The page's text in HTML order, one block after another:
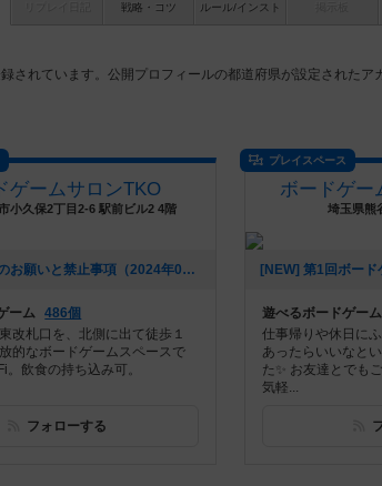
戦略 ・コツ ルール/インスト
れています。公開プロフィールの都道府県が設定されたア
ゲームサロンTKO
小久保2丁目2-6 駅前ビル2 4階
[NEW] ご協力のお願いと禁止事項（2024年04月29日 15時07分）
ーム 486個
改札口を、北側に出て徒歩１
的なボードゲームスペースで
。飲食の持ち込み可。
フォローする
プレイスペース
ボードゲー
埼玉県熊
遊べるボードゲーム
仕事帰りや休日に
あったらいいなと
た✨ お友達とでも
気軽...